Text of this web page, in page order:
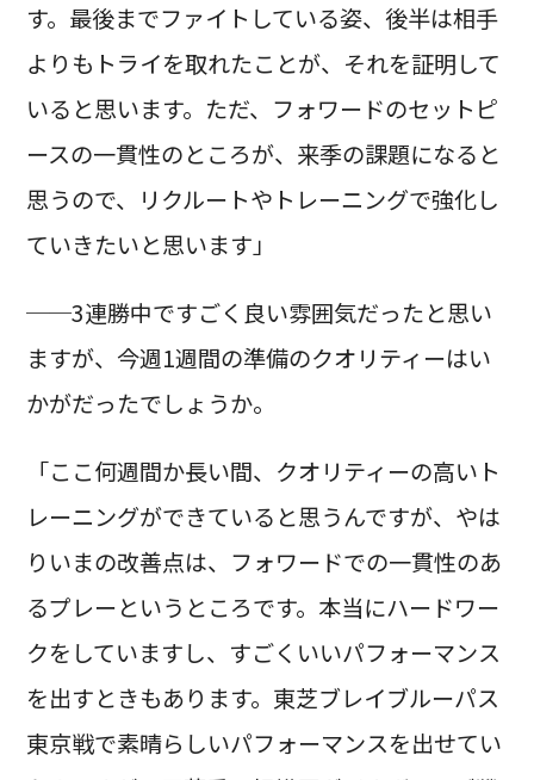
す。最後までファイトしている姿、後半は相手
よりもトライを取れたことが、それを証明して
いると思います。ただ、フォワードのセットピ
ースの一貫性のところが、来季の課題になると
思うので、リクルートやトレーニングで強化し
ていきたいと思います」
──3連勝中ですごく良い雰囲気だったと思い
ますが、今週1週間の準備のクオリティーはい
かがだったでしょうか。
「ここ何週間か長い間、クオリティーの高いト
レーニングができていると思うんですが、やは
りいまの改善点は、フォワードでの一貫性のあ
るプレーというところです。本当にハードワー
クをしていますし、すごくいいパフォーマンス
を出すときもあります。東芝ブレイブルーパス
東京戦で素晴らしいパフォーマンスを出せてい